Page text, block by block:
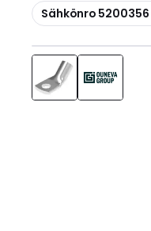
Kopioi
Sähkönro 5200356